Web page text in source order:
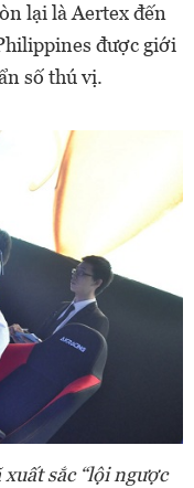
lại là Aertex đến
được giới
số thú vị.
sắc “lội ngược